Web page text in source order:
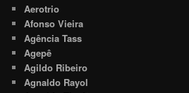
Aerotrio
Afonso Vieira
Agência Tass
Agepê
Agildo Ribeiro
Agnaldo Rayol